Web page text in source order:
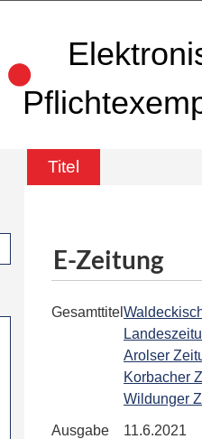
Titel
E-Zeitung
Gesamttitel
Arolser
Korbacher
Wildunger
Ausgabe
11.6.2021